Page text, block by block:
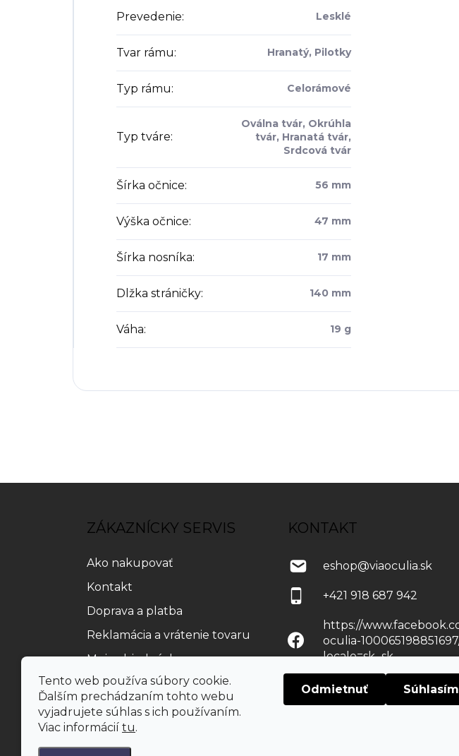
Tento web používa súbory cookie.
Ďalším prechádzaním tohto webu
vyjadrujete súhlas s ich používaním.
Viac informácií tu.
Odmietnuť Súhlasím
Prevedenie: Lesklé
Tvar rámu: Hranatý, Pilotky
Typ rámu: Celorámové
Typ tváre:
Oválna tvár, Okrúhla
tvár, Hranatá tvár,
Srdcová tvár
Šírka očnice: 56 mm
Výška očnice: 47 mm
Šírka nosníka: 17 mm
Dlžka stráničky: 140 mm
Váha: 19 g
ZÁKAZNÍCKY SERVIS
Ako nakupovať
Kontakt
Doprava a platba
Reklamácia a vrátenie tovaru
Moja objednávka
KONTAKT
eshop@viaoculia.sk
+421 918 687 942
https://
oculia-
locale=sk_sk
viaoculia
https://